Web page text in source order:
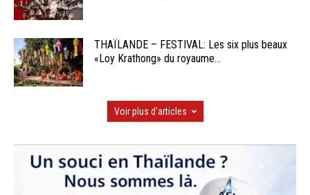
THAÏLANDE – FESTIVAL: Les six plus beaux
«Loy Krathong» du royaume...
Voir plus d'articles